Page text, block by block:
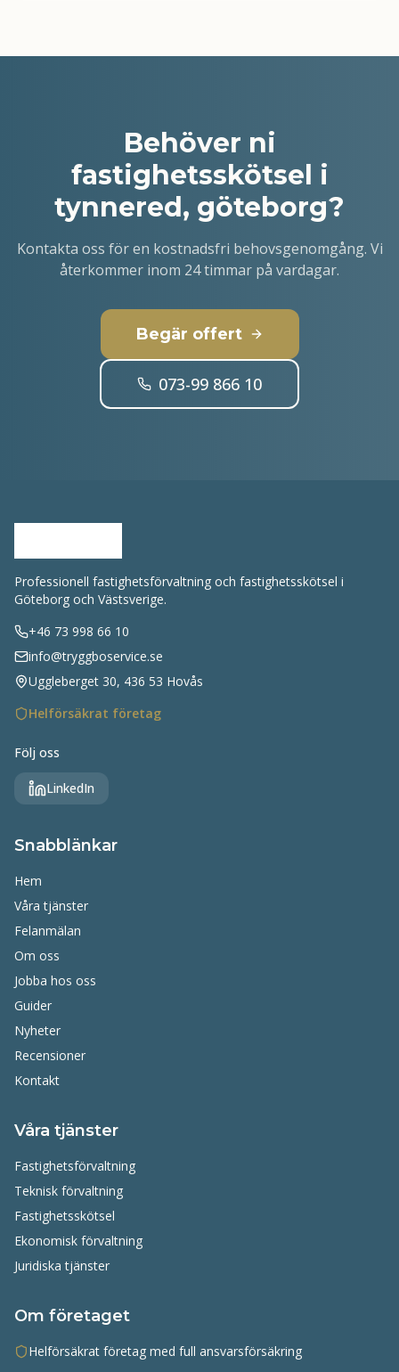
Behöver ni
fastighetsskötsel i
tynnered, göteborg?
Kontakta oss för en kostnadsfri behovsgenomgång. Vi
återkommer inom 24 timmar på vardagar.
Begär offert
073-99 866 10
Professionell fastighetsförvaltning och fastighetsskötsel i
Göteborg och Västsverige.
+46 73 998 66 10
info@tryggboservice.se
Uggleberget 30, 436 53 Hovås
Helförsäkrat företag
Följ oss
LinkedIn
Snabblänkar
Hem
Våra tjänster
Felanmälan
Om oss
Jobba hos oss
Guider
Nyheter
Recensioner
Kontakt
Våra tjänster
Fastighetsförvaltning
Teknisk förvaltning
Fastighetsskötsel
Ekonomisk förvaltning
Juridiska tjänster
Om företaget
Helförsäkrat företag med full ansvarsförsäkring